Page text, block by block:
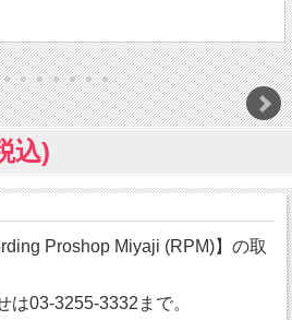
込)
Proshop Miyaji (RPM)】の取
は03-3255-3332まで。